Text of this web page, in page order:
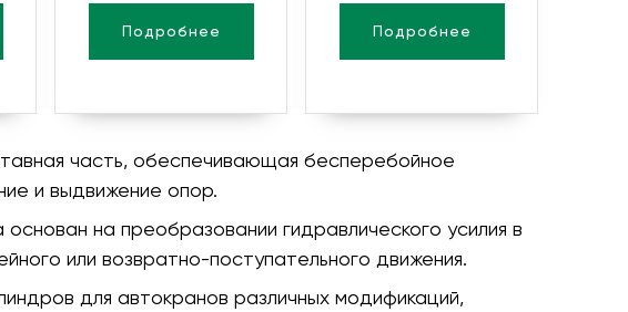
Подробнее Подробнее
часть, обеспечивающая бесперебойное
и выдвижение опор.
на преобразовании гидравлического усилия в
или возвратно-поступательного движения.
для автокранов различных модификаций,